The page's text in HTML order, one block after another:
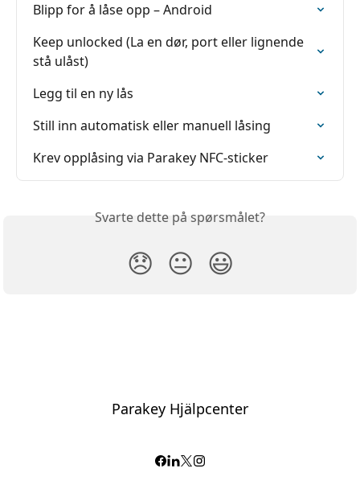
Blipp for å låse opp – Android
Keep unlocked (La en dør, port eller lignende
stå ulåst)
Legg til en ny lås
Still inn automatisk eller manuell låsing
Krev opplåsing via Parakey NFC-sticker
Svarte dette på spørsmålet?
😞 😐 😃
Parakey Hjälpcenter